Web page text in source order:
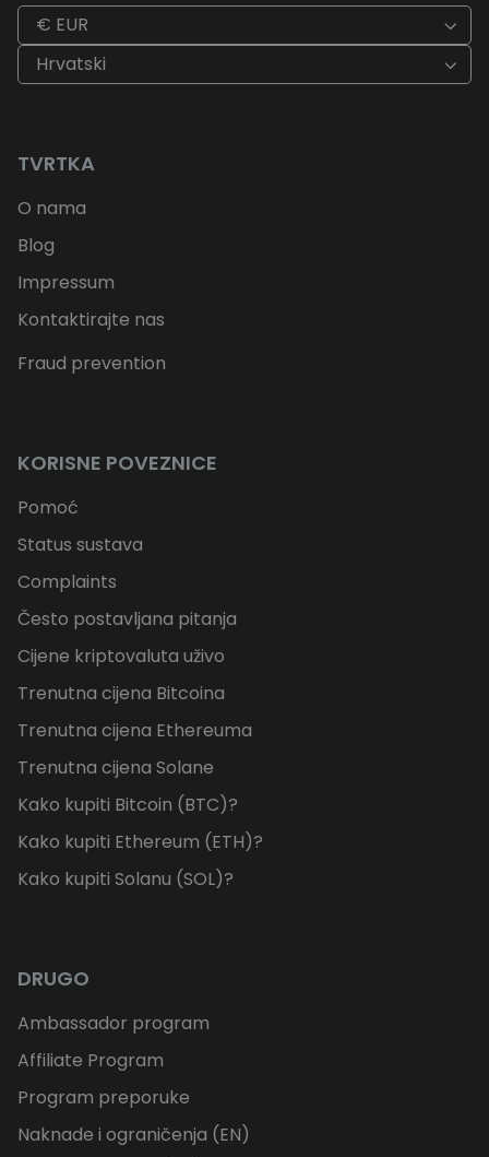
€ EUR
Hrvatski
TVRTKA
O nama
Blog
Impressum
Kontaktirajte nas
Fraud prevention
KORISNE POVEZNICE
Pomoć
Status sustava
Complaints
Često postavljana pitanja
Cijene kriptovaluta uživo
Trenutna cijena Bitcoina
Trenutna cijena Ethereuma
Trenutna cijena Solane
Kako kupiti Bitcoin (BTC)?
Kako kupiti Ethereum (ETH)?
Kako kupiti Solanu (SOL)?
DRUGO
Ambassador program
Affiliate Program
Program preporuke
Naknade i ograničenja (EN)